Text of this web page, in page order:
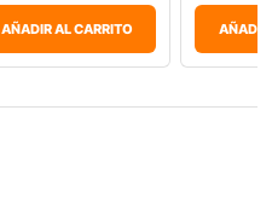
AÑADIR AL CARRITO AÑADIR